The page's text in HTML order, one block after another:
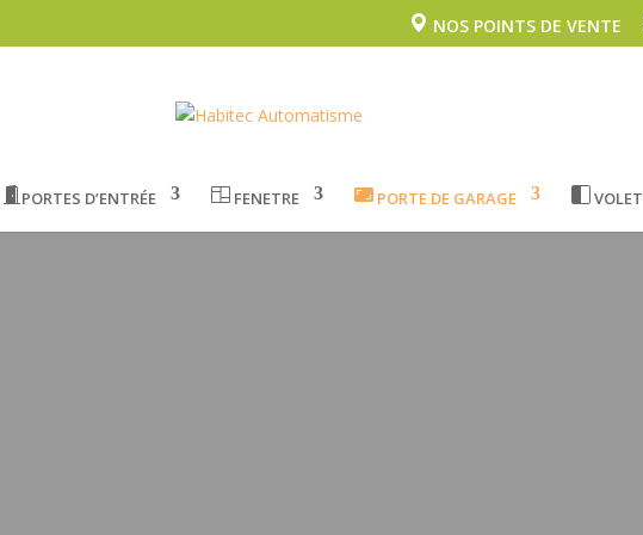
NOS POINTS DE VENTE
PORTES D’ENTRÉE FENETRE PORTE DE GARAGE VOLET